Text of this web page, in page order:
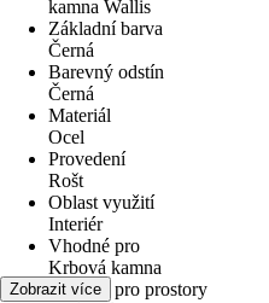
kamna Wallis
Základní barva
Černá
Barevný odstín
Černá
Materiál
Ocel
Provedení
Rošt
Oblast využití
Interiér
Vhodné pro
Krbová kamna
Vhodné pro prostory
Zobrazit více